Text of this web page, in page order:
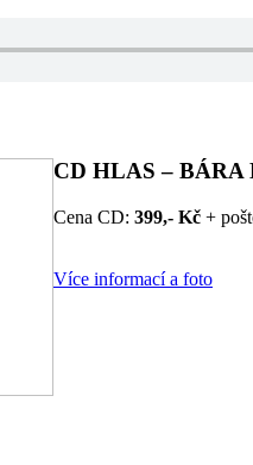
CD HLAS –
Cena CD: 399,- Kč +
Více informací a foto